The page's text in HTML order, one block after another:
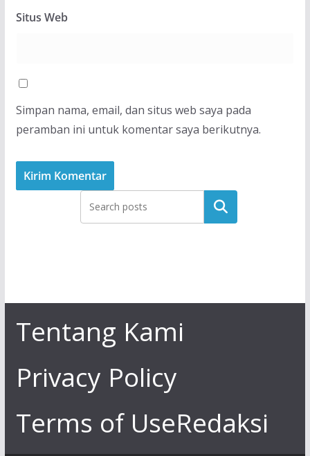
Situs Web
Simpan nama, email, dan situs web saya pada
peramban ini untuk komentar saya berikutnya.
Tentang Kami
Privacy Policy
Terms of UseRedaksi